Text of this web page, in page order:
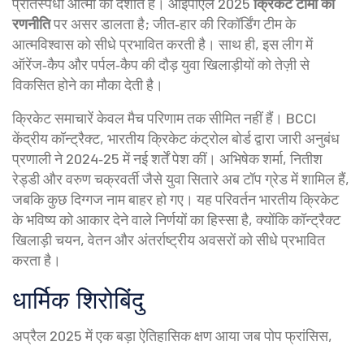
रणनीतिपर असर डालता है; जीत‑हार की रिकॉर्डिंग टीम के
आत्मविश्वास को सीधे प्रभावित करती है। साथ ही, इस लीग में
ऑरेंज‑कैप और पर्पल‑कैप की दौड़ युवा खिलाड़ीयों को तेज़ी से
विकसित होने का मौका देती है।
क्रिकेट समाचारें केवल मैच परिणाम तक सीमित नहीं हैं। BCCI
केंद्रीय कॉन्ट्रैक्ट, भारतीय क्रिकेट कंट्रोल बोर्ड द्वारा जारी अनुबंध
प्रणालीने 2024‑25 में नई शर्तें पेश कीं। अभिषेक शर्मा, नितीश
रेड्डी और वरुण चक्रवर्ती जैसे युवा सितारे अब टॉप ग्रेड में शामिल हैं,
जबकि कुछ दिग्गज नाम बाहर हो गए। यह परिवर्तन भारतीय क्रिकेट
के भविष्य को आकार देने वाले निर्णयों का हिस्सा है, क्योंकि कॉन्ट्रैक्ट
खिलाड़ी चयन, वेतन और अंतर्राष्ट्रीय अवसरों को सीधे प्रभावित
करता है।
धार्मिक शिरोबिंदु
अप्रैल 2025 में एक बड़ा ऐतिहासिक क्षण आया जबपोप फ्रांसिस,